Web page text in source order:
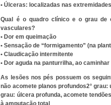
• Úlceras: localizadas nas
Qual é o quadro clínico e o grau de
vasculares?
• Dor em queimação
• Sensação de “formigamento” (na
• Claudicação intermitente
• Dor aguda na panturrilha, ao
As lesões nos pés possuem os
não acomete planos profundos2°
grau: úlcera profunda, acomete
à amputação total